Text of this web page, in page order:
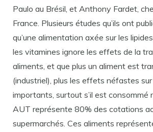
Paulo au Brésil, et Anthony Fardet,
France. Plusieurs études qu’ils ont
qu’une alimentation axée sur les
les vitamines ignore les effets de la
aliments, et que plus un aliment est
(industriel), plus les effets néfastes
importants, surtout s’il est consommé
AUT représente 80% des cotations
supermarchés. Ces aliments